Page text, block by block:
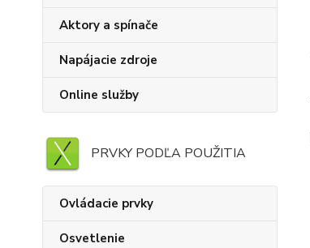
Aktory a spínače
Napájacie zdroje
Online služby
PRVKY PODĽA POUŽITIA
Ovládacie prvky
Osvetlenie